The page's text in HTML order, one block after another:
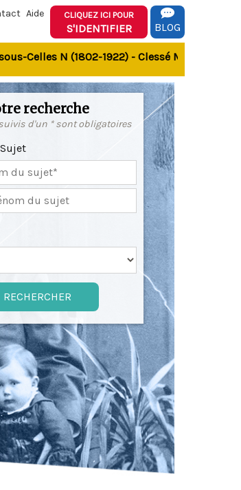
Aide CLIQUEZ ICI POUR
S'IDENTIFIER BLOG
N (1802-1922) - Clessé M (1803-1849) -
recherche
d'un * sont obligatoires